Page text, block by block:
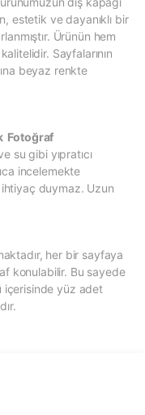
estetik ve dayanıklı bir
Ürünün hem
Sayfalarının
beyaz renkte
Fotoğraf
su gibi yıpratıcı
incelemekte
duymaz. Uzun
her bir sayfaya
konulabilir. Bu sayede
içerisinde yüz adet